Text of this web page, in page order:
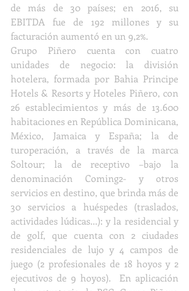
de más de 30 países; en 2016, su
EBITDA fue de 192 millones y su
facturación aumentó en un 9,2%.
Grupo Piñero cuenta con cuatro
unidades de negocio: la división
hotelera, formada por Bahia Principe
Hotels & Resorts y Hoteles Piñero, con
26 establecimientos y más de 13.600
habitaciones en República Dominicana,
México, Jamaica y España; la de
turoperación, a través de la marca
Soltour; la de receptivo –bajo la
denominación Coming2- y otros
servicios en destino, que brinda más de
30 servicios a huéspedes (traslados,
actividades lúdicas...): y la residencial y
de golf, que cuenta con 2 ciudades
residenciales de lujo y 4 campos de
juego (2 profesionales de 18 hoyos y 2
ejecutivos de 9 hoyos).  En aplicación